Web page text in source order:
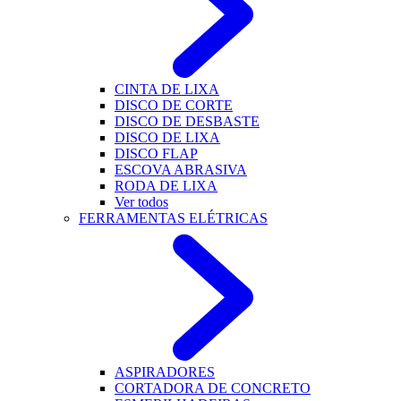
CINTA DE LIXA
DISCO DE CORTE
DISCO DE DESBASTE
DISCO DE LIXA
DISCO FLAP
ESCOVA ABRASIVA
RODA DE LIXA
Ver todos
FERRAMENTAS ELÉTRICAS
ASPIRADORES
CORTADORA DE CONCRETO